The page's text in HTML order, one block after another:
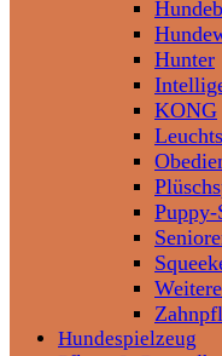
Hunter
KONG
Puppy-
Hundespielzeug